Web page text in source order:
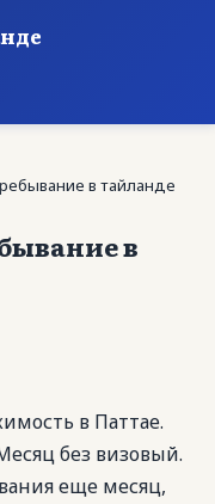
в тайланде
в
в Паттае.
без визовый.
еще месяц,